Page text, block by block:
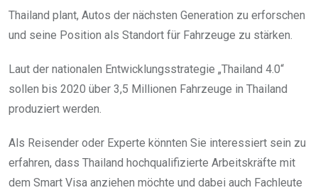
Thailand plant, Autos der nächsten Generation zu erforschen
und seine Position als Standort für Fahrzeuge zu stärken.
Laut der nationalen Entwicklungsstrategie „Thailand 4.0“
sollen bis 2020 über 3,5 Millionen Fahrzeuge in Thailand
produziert werden.
Als Reisender oder Experte könnten Sie interessiert sein zu
erfahren, dass Thailand hochqualifizierte Arbeitskräfte mit
dem Smart Visa anziehen möchte und dabei auch Fachleute